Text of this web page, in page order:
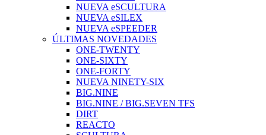
NUEVA eSCULTURA
NUEVA eSILEX
NUEVA eSPEEDER
ÚLTIMAS NOVEDADES
ONE-TWENTY
ONE-SIXTY
ONE-FORTY
NUEVA NINETY-SIX
BIG.NINE
BIG.NINE / BIG.SEVEN TFS
DIRT
REACTO